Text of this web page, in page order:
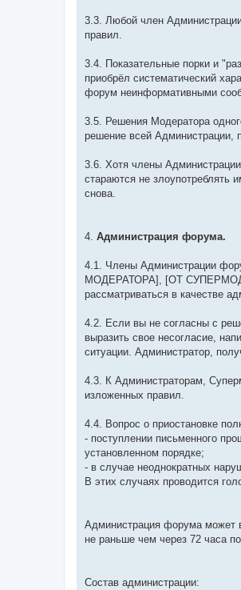
3.3. Любой член
правил.
3.4. Показательные порки и
приобрёл систематический
форум неинформативными
3.5. Решения Модератора
решение всей Администрации,
3.6. Хотя члены
стараются не злоупотреблять
снова.
4. Администрация форума.
4.1. Члены Администрации
МОДЕРАТОРА], [ОТ
рассматриваться в качестве
4.2. Если вы не согласны с
выразить свое несогласие,
ситуации. Администратор,
4.3. К Администраторам,
изложенных правил.
4.4. Вопрос о приостановке
- поступлении письменного
установленном порядке;
- в случае неоднократных
В этих случаях проводится
Администрация форума может
не раньше чем через 72 часа
Состав администрации: